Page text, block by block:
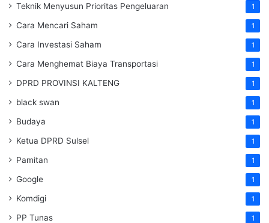
Teknik Menyusun Prioritas Pengeluaran 1
Cara Mencari Saham 1
Cara Investasi Saham 1
Cara Menghemat Biaya Transportasi 1
DPRD PROVINSI KALTENG 1
black swan 1
Budaya 1
Ketua DPRD Sulsel 1
Pamitan 1
Google 1
Komdigi 1
PP Tunas 1